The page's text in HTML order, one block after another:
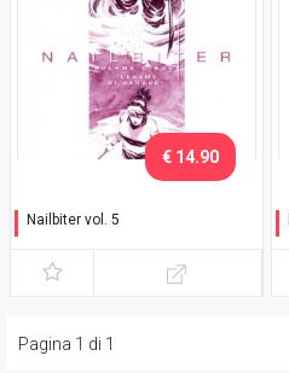
Nailbiter vol. 5
€ 14.90
Pagina 1 di 1